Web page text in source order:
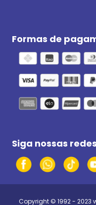
Formas de
Siga nossas
Copyright © 1992 - 2023